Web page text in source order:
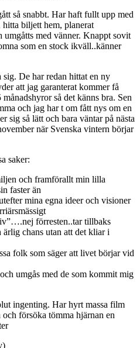
så snabbt. Har haft fullt upp med
hitta biljett hem, planerat
med vänner. Knappt sovit
som en stock ikväll..känner
De har redan hittat en ny
att jag garanterat kommer få
så det känns bra. Sen
och jag har t om fått nys om en
så lätt och bara väntar på nästa
när Svenska vintern börjar
saker:
och framförallt min lilla
faster än
mina egna ideer och visioner
förresten..tar tillbaks
ärlig chans utan att det kliar i
folk som säger att livet börjar vid
umgås med de som kommit mig
ingenting. Har hyrt massa film
försöka tömma hjärnan en